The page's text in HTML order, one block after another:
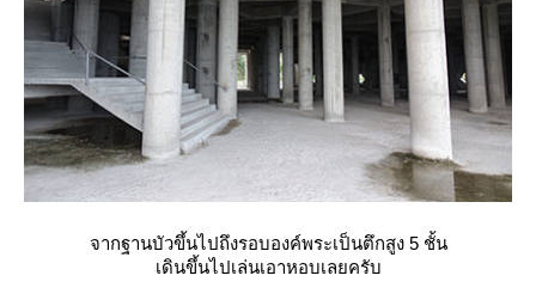
จากฐานบัวขึ้นไปถึงรอบองค์พระเป็นตึกสูง 5 ชั้น
เดินขึ้นไปเล่นเอาหอบเลยครับ